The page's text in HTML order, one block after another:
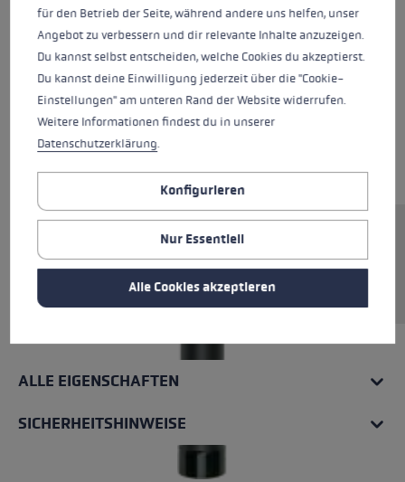
Ersatzsegment (Mittelteil) für LEKI FX Stöcke.
Abmessungen: 16x295mm. Rohrmaterial:
ALLE EIGENSCHAFTEN
SICHERHEITSHINWEISE
für den Betrieb der Seite, während andere uns helfen, unser
Angebot zu verbessern und dir relevante Inhalte anzuzeigen.
Du kannst selbst entscheiden, welche Cookies du akzeptierst.
Du kannst deine Einwilligung jederzeit über die "Cookie-
Einstellungen" am unteren Rand der Website widerrufen.
Weitere Informationen findest du in unserer
Datenschutzerklärung.
Konfigurieren
Nur Essentiell
Alle Cookies akzeptieren